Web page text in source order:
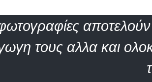
αποτελούν
τους αλλα και